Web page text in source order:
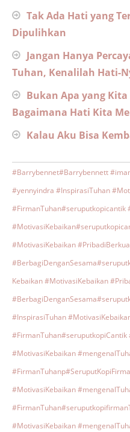
Tak Ada Hati yang
Dipulihkan
Jangan Hanya
Tuhan, Kenalilah Hati-
Bukan Apa yang
Bagaimana Hati Kita
Kalau Aku Bisa
#Barrybennet#Barrybennett
#yennyindra #InspirasiTuhan
#FirmanTuhan#seruputkopicantik
#MotivasiKebaikan
#MotivasiKebaikan
#BerbagiDenganSesama
Kebaikan #MotivasiKebaikan
#BerbagiDenganSesama
#InspirasiTuhan
#FirmanTuhan#seruputkopiCantik
#MotivasiKebaikan
#FirmanTuhanp
#MotivasiKebaikan
#FirmanTuhan
#MotivasiKebaikan